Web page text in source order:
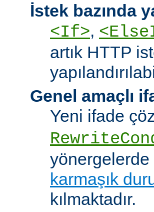
İstek bazında
<If>,
artık HTTP
Genel amaçlı
Yeni ifade
karmaşık
kılmaktadır.